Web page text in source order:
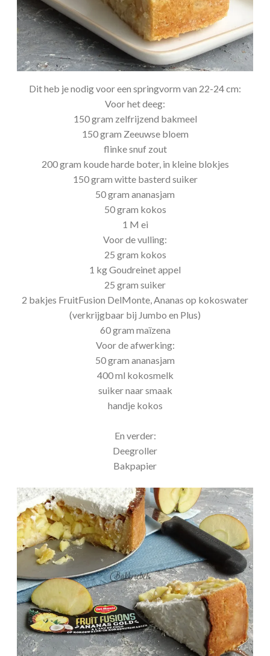
Dit heb je nodig voor een springvorm van 22-24 cm:
Voor het deeg:
150 gram zelfrijzend bakmeel
150 gram Zeeuwse bloem
flinke snuf zout
200 gram koude harde boter, in kleine blokjes
150 gram witte basterd suiker
50 gram ananasjam
50 gram kokos
1 M ei
Voor de vulling:
25 gram kokos
1 kg Goudreinet appel
25 gram suiker
2 bakjes FruitFusion DelMonte, Ananas op kokoswater
(verkrijgbaar bij Jumbo en Plus)
60 gram maïzena
Voor de afwerking:
50 gram ananasjam
400 ml kokosmelk
suiker naar smaak
handje kokos
En verder:
Deegroller
Bakpapier